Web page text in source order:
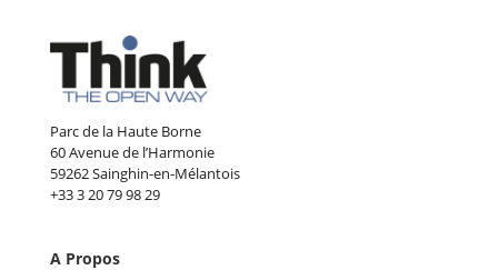
Parc de la Haute Borne
60 Avenue de l’Harmonie
59262 Sainghin-en-Mélantois
+33 3 20 79 98 29
A Propos